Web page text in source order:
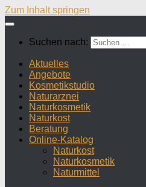
Zum Inhalt springen
Suchen nach:
Aktuelles
Angebote
Kosmetikstudio
Naturarznei
Naturkosmetik
Naturkost
Beratung
Online-Katalog
Naturkost
Naturkosmetik
Naturmittel